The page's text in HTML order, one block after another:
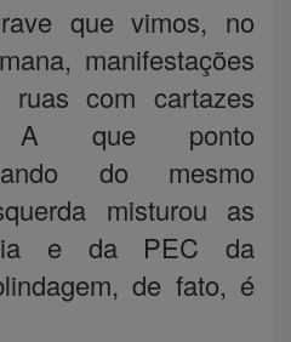
que vimos, no
manifestações
ruas com cartazes
A que ponto
do mesmo
misturou as
e da PEC da
de fato, é